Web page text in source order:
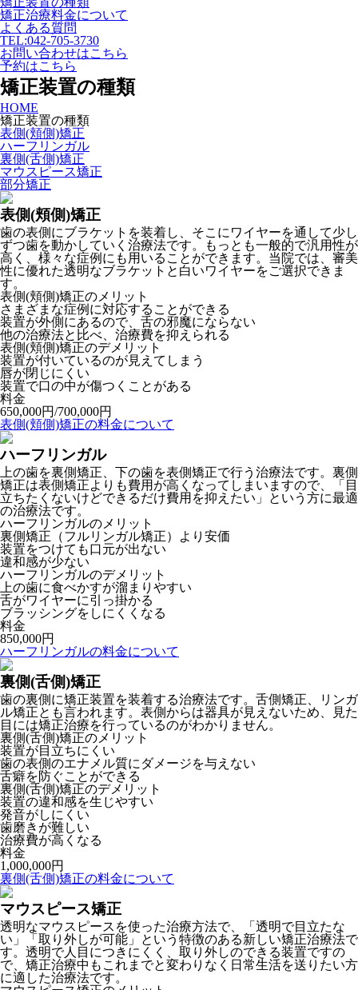
矯正治療料金について
よくある質問
TEL:042-705-3730
お問い合わせはこちら
予約はこちら
矯正装置の種類
HOME
矯正装置の種類
表側(頬側)矯正
ハーフリンガル
裏側(舌側)矯正
マウスピース矯正
部分矯正
表側(頬側)矯正
歯の表側にブラケットを装着し、そこにワイヤーを通して少し
ずつ歯を動かしていく治療法です。もっとも一般的で汎用性が
高く、様々な症例にも用いることができます。当院では、審美
性に優れた透明なブラケットと白いワイヤーをご選択できま
す。
表側(頬側)矯正のメリット
さまざまな症例に対応することができる
装置が外側にあるので、舌の邪魔にならない
他の治療法と比べ、治療費を抑えられる
表側(頬側)矯正のデメリット
装置が付いているのが見えてしまう
唇が閉じにくい
装置で口の中が傷つくことがある
料金
650,000円/700,000円
表側(頬側)矯正の料金について
ハーフリンガル
上の歯を裏側矯正、下の歯を表側矯正で行う治療法です。裏側
矯正は表側矯正よりも費用が高くなってしまいますので、「目
立ちたくないけどできるだけ費用を抑えたい」という方に最適
の治療法です。
ハーフリンガルのメリット
裏側矯正（フルリンガル矯正）より安価
装置をつけても口元が出ない
違和感が少ない
ハーフリンガルのデメリット
上の歯に食べかすが溜まりやすい
舌がワイヤーに引っ掛かる
ブラッシングをしにくくなる
料金
850,000円
ハーフリンガルの料金について
裏側(舌側)矯正
歯の裏側に矯正装置を装着する治療法です。舌側矯正、リンガ
ル矯正とも言われます。表側からは器具が見えないため、見た
目には矯正治療を行っているのがわかりません。
裏側(舌側)矯正のメリット
装置が目立ちにくい
歯の表側のエナメル質にダメージを与えない
舌癖を防ぐことができる
裏側(舌側)矯正のデメリット
装置の違和感を生じやすい
発音がしにくい
歯磨きが難しい
治療費が高くなる
料金
1,000,000円
裏側(舌側)矯正の料金について
マウスピース矯正
透明なマウスピースを使った治療方法で、「透明で目立たな
い」「取り外しが可能」という特徴のある新しい矯正治療法で
す。透明で人目につきにくく、取り外しのできる装置ですの
で、矯正治療中もこれまでと変わりなく日常生活を送りたい方
に適した治療法です。